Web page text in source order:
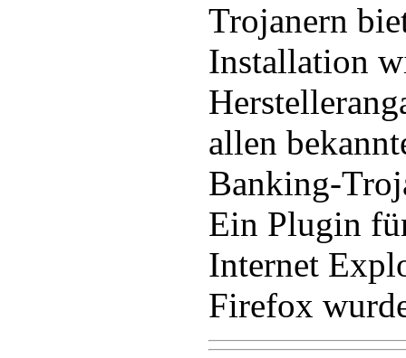
Trojanern
Installation
allen
Banking-
Ein Plugin
Internet
Firefox